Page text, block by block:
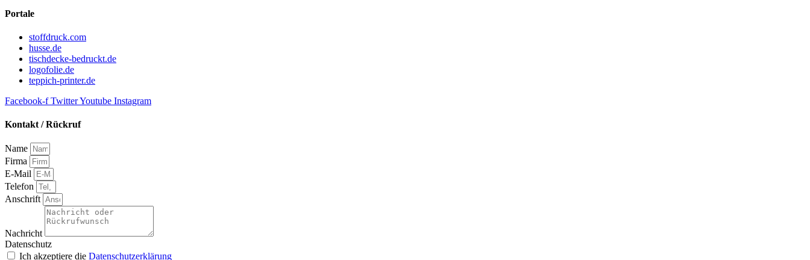
Portale
stoffdruck.com
husse.de
tischdecke-bedruckt.de
logofolie.de
teppich-printer.de
Facebook-f TwitterYoutube Instagram
Kontakt / Rückruf
Name
Firma
E-Mail
Telefon
Anschrift
Nachricht
Datenschutz
Ich akzeptiere die Datenschutzerklärung